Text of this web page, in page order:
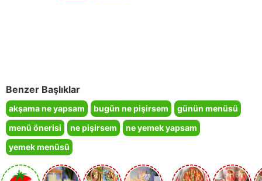
Benzer Başlıklar
akşama ne yapsam bugün ne pişirsem
günün menüsü
menü önerisi
ne pişirsem
ne yemek yapsam
yemek menüsü